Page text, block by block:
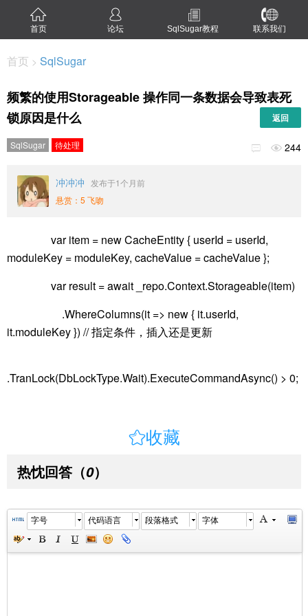
首页 论坛 SqlSugar教程 联系我们
首页 > SqlSugar
频繁的使用Storageable 操作同一条数据会导致表死
锁原因是什么
返回
SqlSugar 待处理   244
冲冲冲
发布于1个月前
悬赏：5 飞吻
var item = new CacheEntity { userId = userId,
moduleKey = moduleKey, cacheValue = cacheValue };
var result = await _repo.Context.Storageable(item)
.WhereColumns(it => new { it.userId,
it.moduleKey }) // 指定条件，插入还是更新
.TranLock(DbLockType.Wait).ExecuteCommandAsync() > 0;
收藏
热忱回答 （0）
字号 代码语言 段落格式 字体